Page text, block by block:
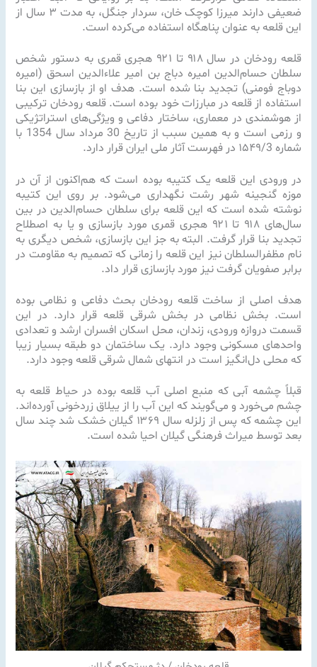
ضعیفی دارند میرزا کوچک خان، سردار جنگل، به مدت ۳ سال از
این قلعه به عنوان پناهگاه استفاده می‌کرده است.
قلعه رودخان در سال ۹۱۸ تا ۹۲۱ هجری قمری به دستور شخص
سلطان حسام‌الدین امیره دباج بن امیر علاءالدین اسحق (امیره
دوباج فومنی) تجدید بنا شده است. هدف او از بازسازی این بنا
استفاده از قلعه در مبارزات خود بوده است. قلعه رودخان ترکیبی
از هوشمندی در معماری، ساختار دفاعی و ویژگی‌های استراتژیکی
و رزمی است و به همین سبب از تاریخ 30 مرداد سال 1354 با
شماره ۱۵۴۹/3 در فهرست آثار ملی ایران قرار دارد.
در ورودی این قلعه یک کتیبه بوده است که هم‌اکنون از آن در
موزه گنجینه شهر رشت نگهداری می‌شود. بر روی این کتیبه
نوشته شده است که این قلعه برای سلطان حسام‌الدین در بین
سال‌های ۹۱۸ تا ۹۲۱ هجری قمری مورد بازسازی و یا به اصطلاح
تجدید بنا قرار گرفت. البته به جز این بازسازی، شخص دیگری به
نام مظفرالسلطان نیز این قلعه را زمانی که تصمیم به مقاومت در
برابر صفویان گرفت نیز مورد بازسازی قرار داد.
هدف اصلی از ساخت قلعه رودخان بحث دفاعی و نظامی بوده
است. بخش نظامی در بخش شرقی قلعه قرار دارد. در این
قسمت دروازه ورودی، زندان، محل اسکان افسران ارشد و تعدادی
واحدهای مسکونی وجود دارد. یک ساختمان دو طبقه بسیار زیبا
که محلی دل‌انگیز است در انتهای شمال شرقی قلعه وجود دارد.
قبلاً چشمه آبی که منبع اصلی آب قلعه بوده در حیاط قلعه به
چشم می‌خورد و می‌گویند که این آب را از ییلاق زردخونی آورده‌اند.
این چشمه که پس از زلزله سال ۱۳۶۹ گیلان خشک شد چند سال
بعد توسط میراث فرهنگی گیلان احیا شده است.